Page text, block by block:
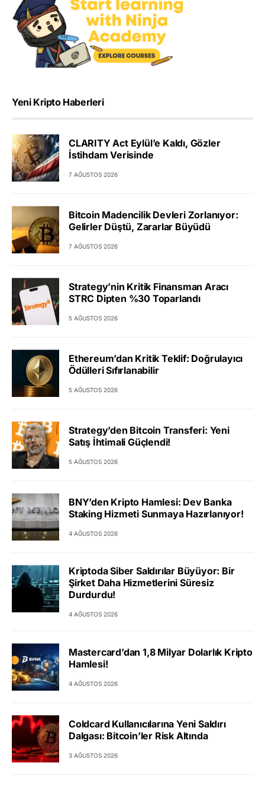
Yeni Kripto Haberleri
CLARITY Act Eylül’e Kaldı, Gözler
İstihdam Verisinde
7 AĞUSTOS 2026
Bitcoin Madencilik Devleri Zorlanıyor:
Gelirler Düştü, Zararlar Büyüdü
7 AĞUSTOS 2026
Strategy’nin Kritik Finansman Aracı
STRC Dipten %30 Toparlandı
5 AĞUSTOS 2026
Ethereum’dan Kritik Teklif: Doğrulayıcı
Ödülleri Sıfırlanabilir
5 AĞUSTOS 2026
Strategy’den Bitcoin Transferi: Yeni
Satış İhtimali Güçlendi!
5 AĞUSTOS 2026
BNY’den Kripto Hamlesi: Dev Banka
Staking Hizmeti Sunmaya Hazırlanıyor!
4 AĞUSTOS 2026
Kriptoda Siber Saldırılar Büyüyor: Bir
Şirket Daha Hizmetlerini Süresiz
Durdurdu!
4 AĞUSTOS 2026
Mastercard’dan 1,8 Milyar Dolarlık Kripto
Hamlesi!
4 AĞUSTOS 2026
Coldcard Kullanıcılarına Yeni Saldırı
Dalgası: Bitcoin’ler Risk Altında
3 AĞUSTOS 2026